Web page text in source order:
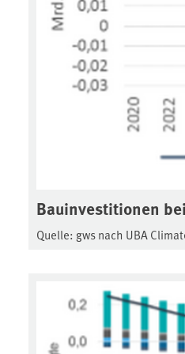
Bauinvestitionen
Quelle: gws nach UBA